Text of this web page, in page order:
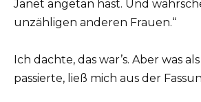
Janet angetan hast. Und
unzähligen anderen Frauen.“
Ich dachte, das war’s. Aber was
passierte, ließ mich aus der